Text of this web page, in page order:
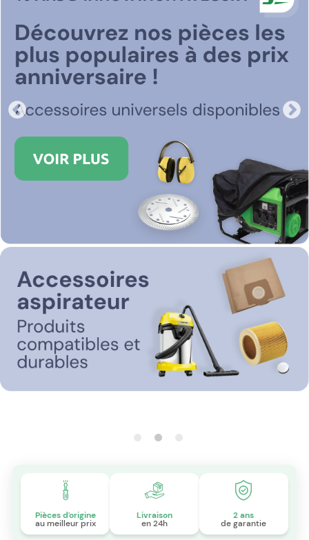
Pièces d'origine
au meilleur prix
Livraison
en 24h
2 ans
de garantie